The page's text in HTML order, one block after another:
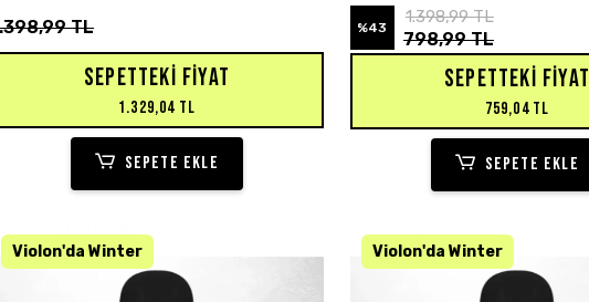
TL
SEPETTEKI FIYAT
1.329,04 TL
SEPETE EKLE
%43
1.398,99 TL
798,99 TL
SEPETTEKI FIYAT
759,04 TL
SEPETE EKLE